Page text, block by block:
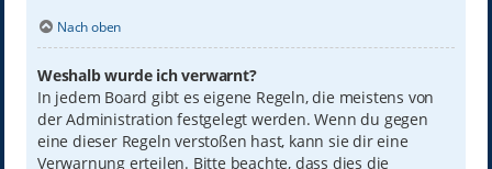
Nach oben
Weshalb wurde ich verwarnt?
In jedem Board gibt es eigene Regeln, die meistens von
der Administration festgelegt werden. Wenn du gegen
eine dieser Regeln verstoßen hast, kann sie dir eine
Verwarnung erteilen. Bitte beachte, dass dies die